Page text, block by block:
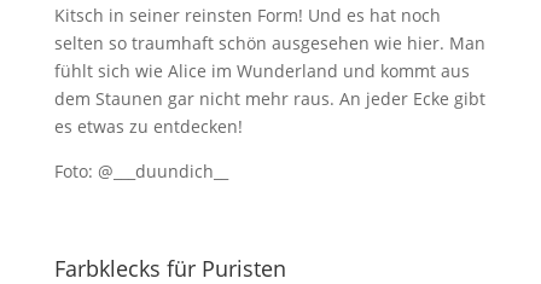
Kitsch in seiner reinsten Form! Und es hat noch
selten so traumhaft schön ausgesehen wie hier. Man
fühlt sich wie Alice im Wunderland und kommt aus
dem Staunen gar nicht mehr raus. An jeder Ecke gibt
es etwas zu entdecken!
Foto: @___duundich__
Farbklecks für Puristen